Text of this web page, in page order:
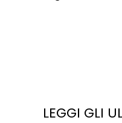
LEGGI GLI